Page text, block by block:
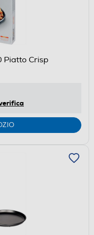
Piatto Crisp